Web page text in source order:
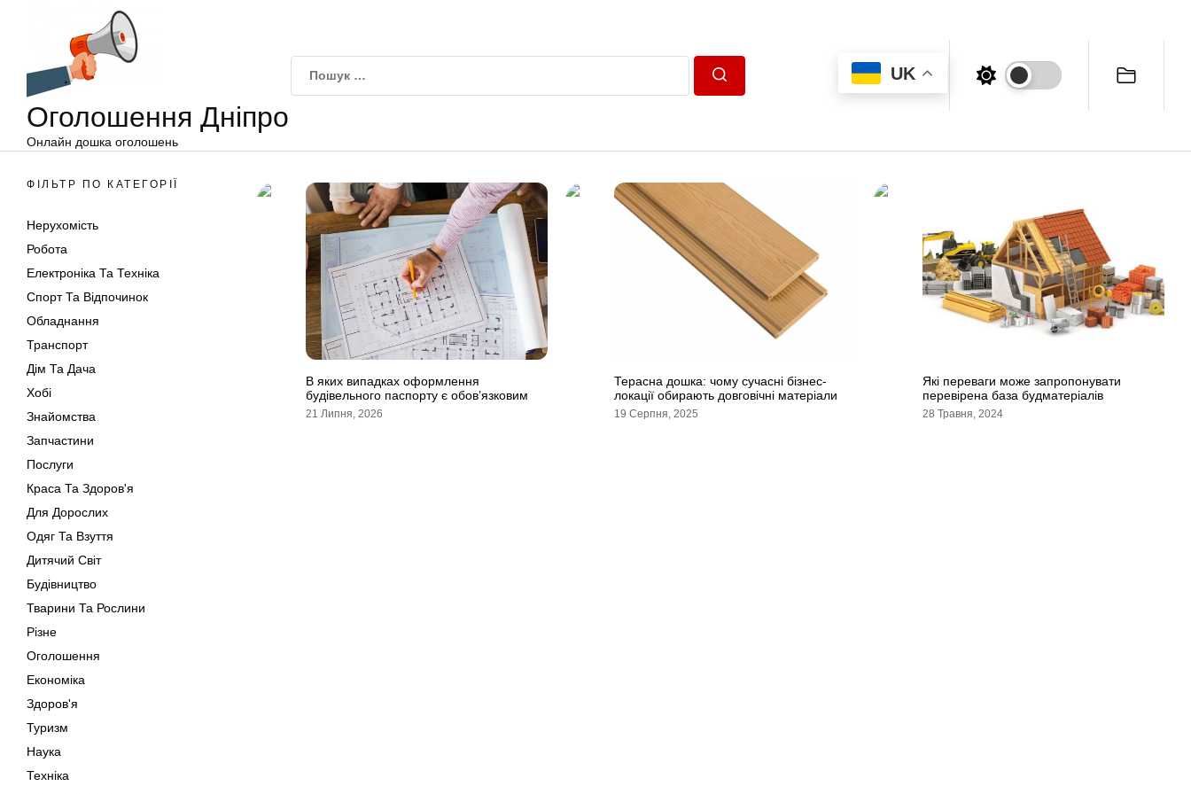
Оголошення Дніпро
Онлайн дошка оголошень
UK
ФІЛЬТР ПО КАТЕГОРІЇ
Нерухомість
Робота
Електроніка Та Техніка
Спорт Та Відпочинок
Обладнання
Транспорт
Дім Та Дача
Хобі
Знайомства
Запчастини
Послуги
Краса Та Здоров'я
Для Дорослих
Одяг Та Взуття
Дитячий Світ
Будівництво
Тварини Та Рослини
Різне
Оголошення
Економіка
Здоров'я
Туризм
Наука
Техніка
В яких випадках оформлення
будівельного паспорту є обов’язковим
21 Липня, 2026
Терасна дошка: чому сучасні бізнес-
локації обирають довговічні матеріали
19 Серпня, 2025
Які переваги може запропонувати
перевірена база будматеріалів
28 Травня, 2024